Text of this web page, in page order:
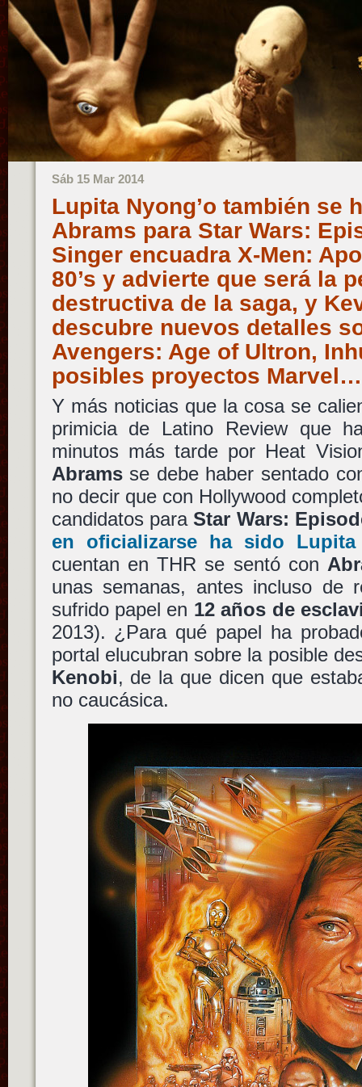
Sáb 15 Mar 2014
Lupita Nyong’o también se
Abrams para Star Wars:
Singer encuadra X-Men:
80’s y advierte que será la
destructiva de la saga, y
descubre nuevos detalles
Avengers: Age of Ultron,
posibles proyectos Marvel…
Y más noticias que la cosa se
primicia de Latino Review que
minutos más tarde por Heat
Abramsse debe haber sentado
no decir que con Hollywood
candidatos paraStar Wars:
en oficializarse ha sido Lupita
cuentan en THR se sentó con
unas semanas, antes incluso de
sufrido papel en 12 años de
2013). ¿Para qué papel ha
portal elucubran sobre la posible
Kenobi, de la que dicen que
no caucásica.